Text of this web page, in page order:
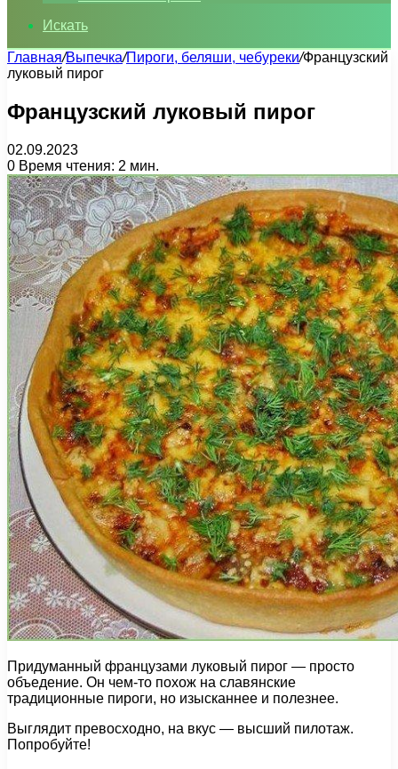
Искать
Главная/Выпечка/Пироги, беляши, чебуреки/Французский
луковый пирог
Французский луковый пирог
02.09.2023
0 Время чтения: 2 мин.
Придуманный французами луковый пирог — просто
объедение. Он чем-то похож на славянские
традиционные пироги, но изысканнее и полезнее.
Выглядит превосходно, на вкус — высший пилотаж.
Попробуйте!